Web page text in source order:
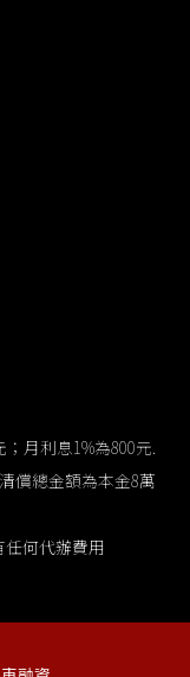
月利息1%為800元.
償總金額為本金8萬
何代辦費用